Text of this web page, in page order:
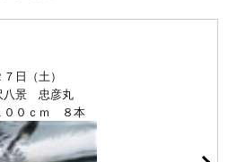
日（土）
八景 忠彦丸
００ｃｍ ８本